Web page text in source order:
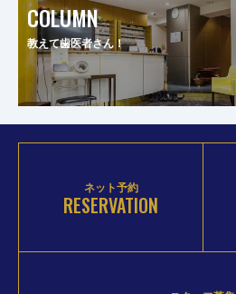
COLUMN
教えて歯医者さん！
ネット予約
RESERVATION